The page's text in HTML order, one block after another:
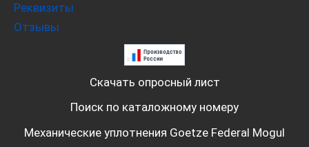
Реквизиты
Отзывы
Скачать опросный лист
Поиск по каталожному номеру
Механические уплотнения Goetze Federal Mogul